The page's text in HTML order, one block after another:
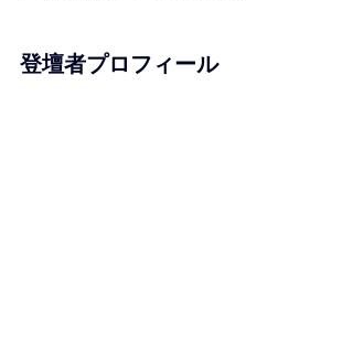
登壇者プロフィール